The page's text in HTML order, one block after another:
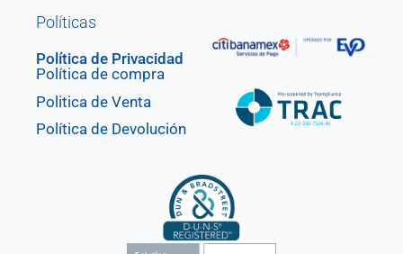
Políticas
Política de Privacidad
Política de compra
Politica de Venta
Política de Devolución